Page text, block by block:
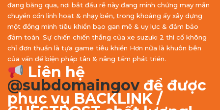
đang băng qua, nơi bắt đầu rễ này đang minh chứng may mắn
chuyển cồn linh hoạt & nhạy bén, trong khoảng ấy xây dựng
một đồng minh tiêu khiển bạo gan mẽ & uy lực & đảm bảo
đảm toàn. Sự chiến chiến thắng của xe suzuki 2 thì cổ không
chỉ đơn thuần là tựa game tiêu khiển Hơn nữa là khuôn bên
của vấn đề biện pháp tân & nâng tầm phát triển.
Liên hệ
@subdomaingov để được
phục vụ BACKLINK /